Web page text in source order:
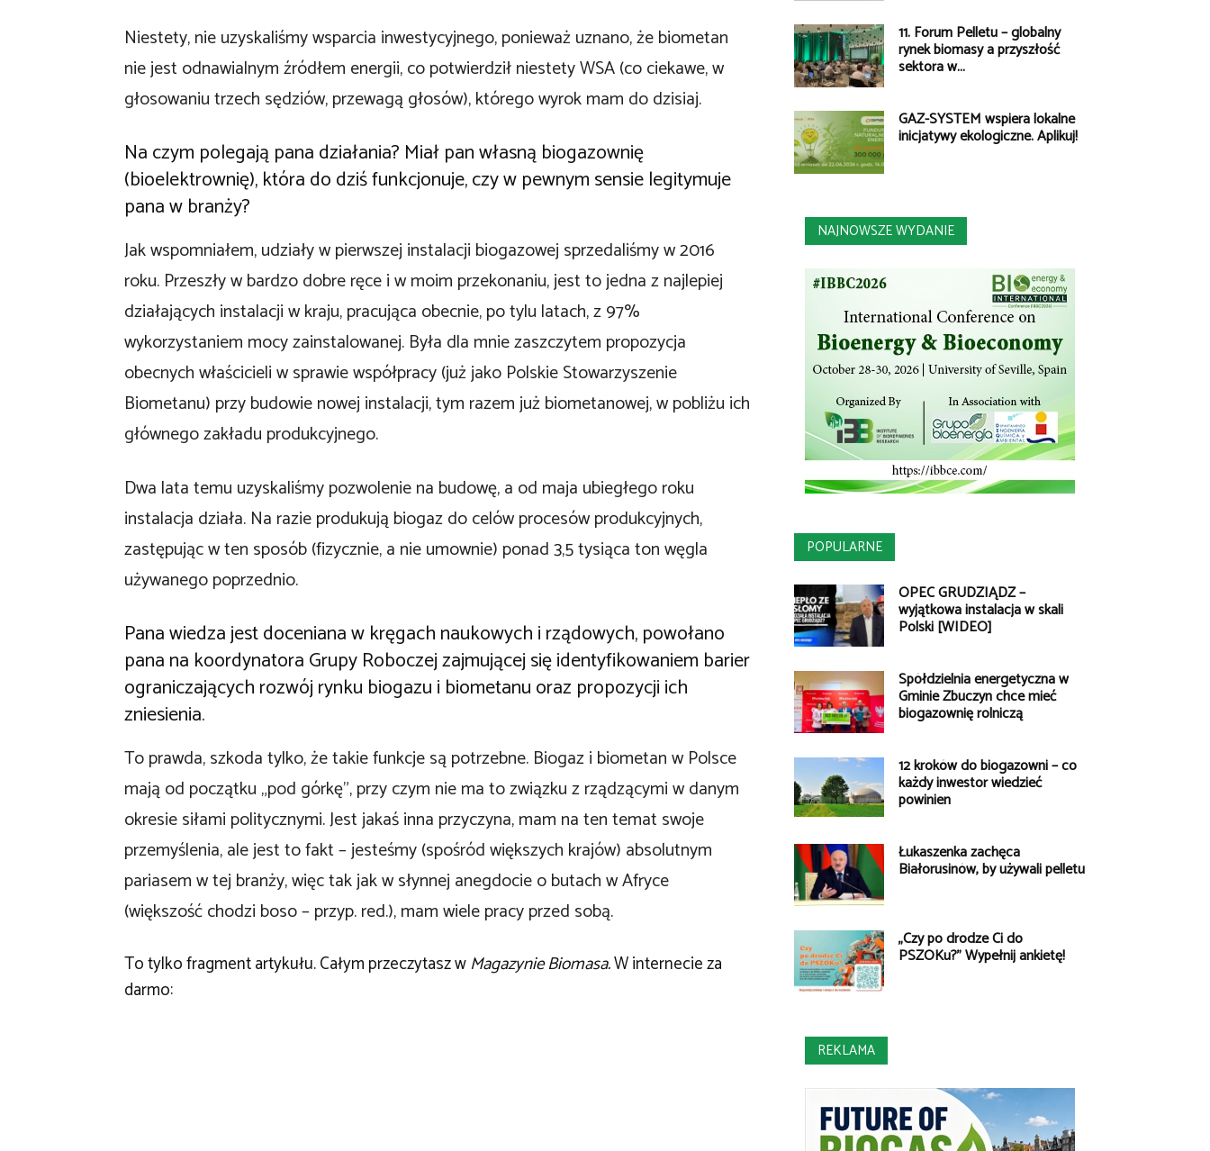
Niestety, nie uzyskaliśmy wsparcia inwestycyjnego, ponieważ uznano, że biometan
nie jest odnawialnym źródłem energii, co potwierdził niestety WSA (co ciekawe, w
głosowaniu trzech sędziów, przewagą głosów), którego wyrok mam do dzisiaj.
Na czym polegają pana działania? Miał pan własną biogazownię
(bioelektrownię), która do dziś funkcjonuje, czy w pewnym sensie legitymuje
pana w branży?
Jak wspomniałem, udziały w pierwszej instalacji biogazowej sprzedaliśmy w 2016
roku. Przeszły w bardzo dobre ręce i w moim przekonaniu, jest to jedna z najlepiej
działających instalacji w kraju, pracująca obecnie, po tylu latach, z 97%
wykorzystaniem mocy zainstalowanej. Była dla mnie zaszczytem propozycja
obecnych właścicieli w sprawie współpracy (już jako Polskie Stowarzyszenie
Biometanu) przy budowie nowej instalacji, tym razem już biometanowej, w pobliżu ich
głównego zakładu produkcyjnego.
Dwa lata temu uzyskaliśmy pozwolenie na budowę, a od maja ubiegłego roku
instalacja działa. Na razie produkują biogaz do celów procesów produkcyjnych,
zastępując w ten sposób (fizycznie, a nie umownie) ponad 3,5 tysiąca ton węgla
używanego poprzednio.
Pana wiedza jest doceniana w kręgach naukowych i rządowych, powołano
pana na koordynatora Grupy Roboczej zajmującej się identyfikowaniem barier
ograniczających rozwój rynku biogazu i biometanu oraz propozycji ich
zniesienia.
To prawda, szkoda tylko, że takie funkcje są potrzebne. Biogaz i biometan w Polsce
mają od początku „pod górkę”, przy czym nie ma to związku z rządzącymi w danym
okresie siłami politycznymi. Jest jakaś inna przyczyna, mam na ten temat swoje
przemyślenia, ale jest to fakt – jesteśmy (spośród większych krajów) absolutnym
pariasem w tej branży, więc tak jak w słynnej anegdocie o butach w Afryce
(większość chodzi boso – przyp. red.), mam wiele pracy przed sobą.
To tylko fragment artykułu. Całym przeczytasz wMagazynie Biomasa.W internecie za
darmo:
11. Forum Pelletu – globalny
rynek biomasy a przyszłość
sektora w...
GAZ-SYSTEM wspiera lokalne
inicjatywy ekologiczne. Aplikuj!
NAJNOWSZE WYDANIE
POPULARNE
OPEC GRUDZIĄDZ –
wyjątkowa instalacja w skali
Polski [WIDEO]
Spółdzielnia energetyczna w
Gminie Zbuczyn chce mieć
biogazownię rolniczą
12 kroków do biogazowni – co
każdy inwestor wiedzieć
powinien
Łukaszenka zachęca
Białorusinów, by używali pelletu
„Czy po drodze Ci do
PSZOKu?” Wypełnij ankietę!
REKLAMA